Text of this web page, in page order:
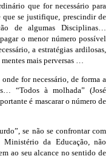
que for necessário para
que se justifique, prescindir de
de algumas Disciplinas…
o menor número possível
a estratégias ardilosas,
mais perversas …
for necessário, de forma a
“Todos à molhada” (José
é mascarar o número de
se não se confrontar com
da Educação, não
ao seu alcance no sentido de